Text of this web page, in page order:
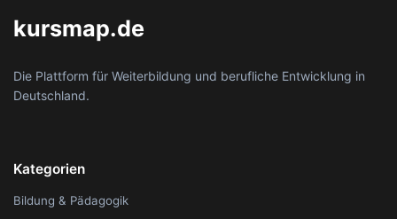
kursmap.de
Die Plattform für Weiterbildung und berufliche Entwicklung in
Deutschland.
Kategorien
Bildung & Pädagogik